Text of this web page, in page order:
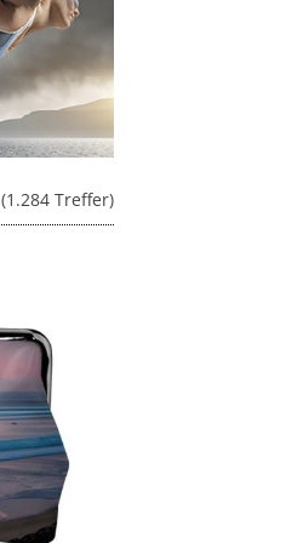
(1.284 Treffer)